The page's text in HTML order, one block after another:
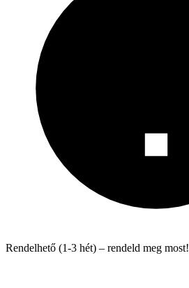
Rendelhető (1-3 hét) – rendeld meg most!